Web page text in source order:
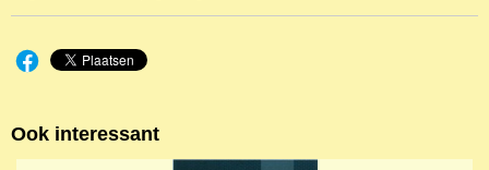
Ook interessant